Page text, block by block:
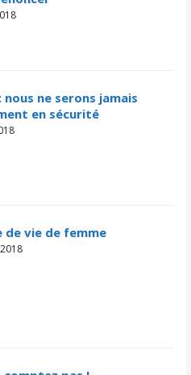
nous ne serons jamais
en sécurité
de vie de femme